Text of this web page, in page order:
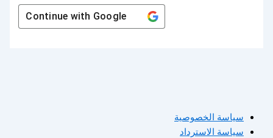
Continue withGoogle
سياسة الخصوصية
سياسة الاسترداد